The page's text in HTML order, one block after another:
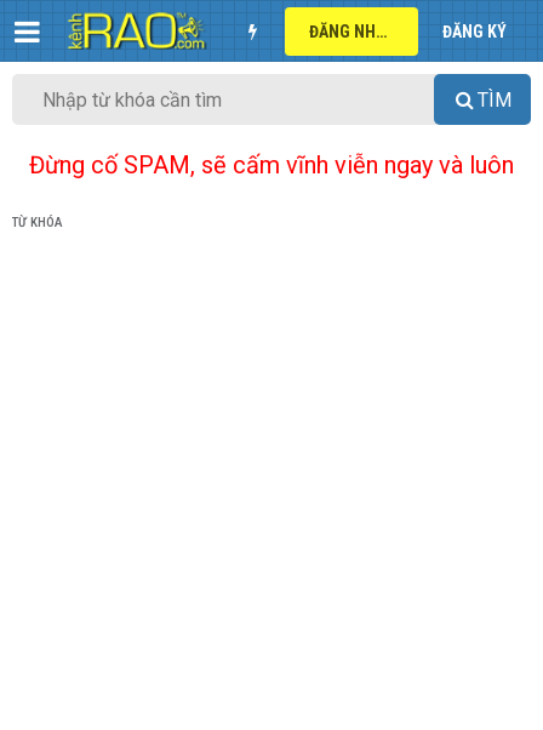
ĐĂNG NHẬP ĐĂNG KÝ
TÌM
Đừng cố SPAM, sẽ cấm vĩnh viễn ngay và luôn
TỪ KHÓA